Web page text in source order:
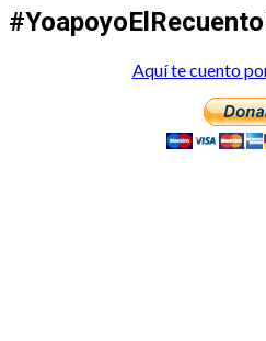
Aquí te cuento